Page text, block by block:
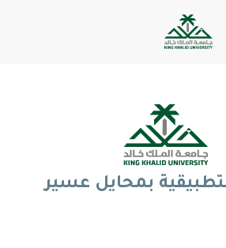
بمحايل عسير